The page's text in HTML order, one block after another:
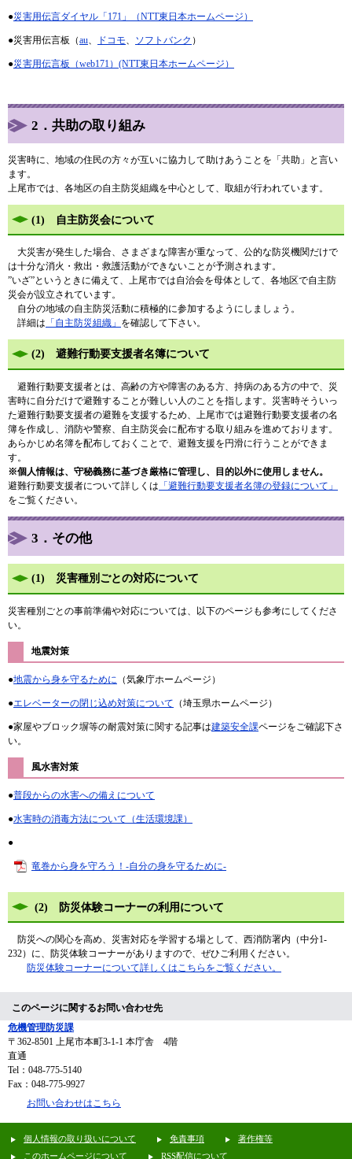
●災害用伝言ダイヤル「171」（NTT東日本ホームページ）
●災害用伝言板（au ドコモ ソフトバンク ）
●災害用伝言板（web171）(NTT東日本ホームページ）
2．共助の取り組み
災害時に、地域の住民の方々が互いに協力して助けあうことを「共助」と言い
ます。
上尾市では、各地区の自主防災組織を中心として、取組が行われています。
(1) 自主防災会について
大災害が発生した場合、さまざまな障害が重なって、公的な防災機関だけで
は十分な消火・救出・救護活動ができないことが予測されます。
”いざ”というときに備えて、上尾市では自治会を母体として、各地区で自主防
災会が設立されています。
自分の地域の自主防災活動に積極的に参加するようにしましょう。
詳細は 「自主防災組織」 を確認して下さい。
(2) 避難行動要支援者名簿について
避難行動要支援者とは、高齢の方や障害のある方、持病のある方の中で、災
害時に自分だけで避難することが難しい人のことを指します。災害時そういっ
た避難行動要支援者の避難を支援するため、上尾市では避難行動要支援者の名
簿を作成し、消防や警察、自主防災会に配布する取り組みを進めております。
あらかじめ名簿を配布しておくことで、避難支援を円滑に行うことができま
す。
※個人情報は、守秘義務に基づき厳格に管理し、目的以外に使用しません。
避難行動要支援者について詳しくは 「避難行動要支援者名簿の登録について」
をご覧ください。
3．その他
(1) 災害種別ごとの対応について
災害種別ごとの事前準備や対応については、以下のページも参考にしてくださ
い。
地震対策
●地震から身を守るために （気象庁ホームページ）
●エレベーターの閉じ込め対策について （埼玉県ホームページ）
●家屋やブロック塀等の耐震対策に関する記事は建築安全課ページをご確認下さ
い。
風水害対策
●普段からの水害への備えについて
●水害時の消毒方法について（生活環境課）
●
竜巻から身を守ろう！-自分の身を守るために-
(2) 防災体験コーナーの利用について
防災への関心を高め、災害対応を学習する場として、西消防署内（中分1‐
232）に、防災体験コーナーがありますので、ぜひご利用ください。
防災体験コーナーについて詳しくはこちらをご覧ください。
このページに関するお問い合わせ先
危機管理防災課
〒362-8501
上尾市本町3-1-1 本庁舎 4階
直通
Tel：048-775-5140
Fax：048-775-9927
お問い合わせはこちら
個人情報の取り扱いについて 免責事項
著作権等
このホームページについて
RSS配信について